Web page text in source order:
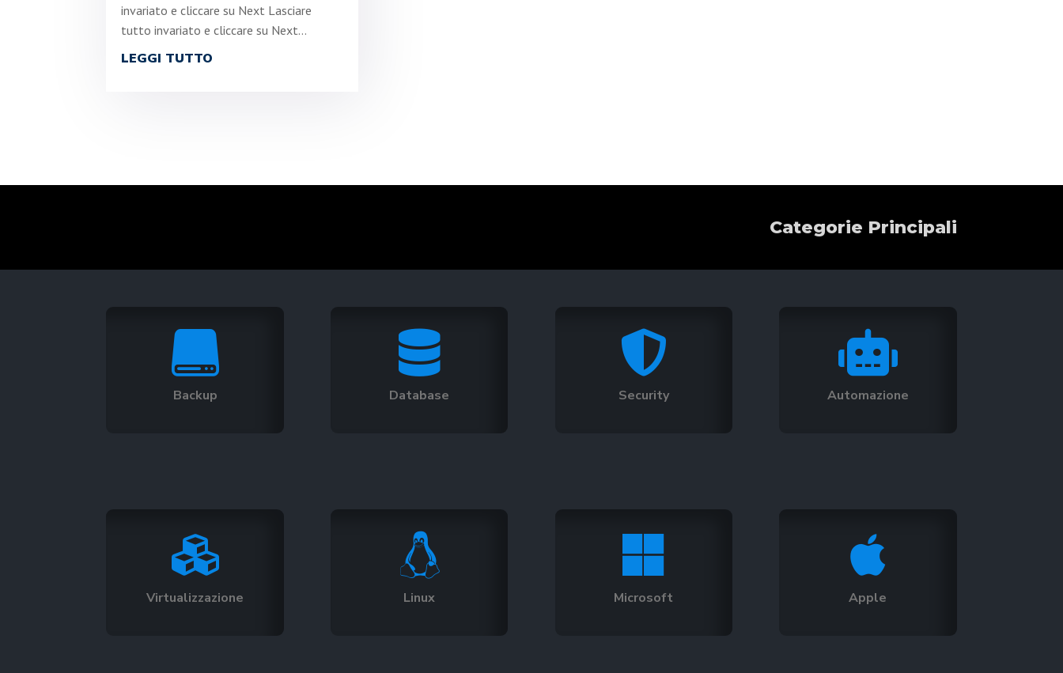
invariato e cliccare su Next Lasciare
tutto invariato e cliccare su Next...
LEGGI TUTTO
Categorie Principali

Backup

Database

Security

Automazione

Virtualizzazione

Linux

Microsoft

Apple